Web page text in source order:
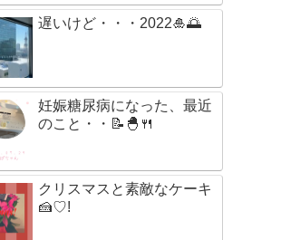
遅いけど・・・2022🎍🌅
妊娠糖尿病になった、最近
のこと・・📝🐣🍴
クリスマスと素敵なケーキ
🍰♡!